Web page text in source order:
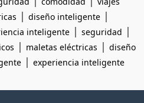
| diseño inteligente |
inteligente | seguridad |
| maletas eléctricas | diseño
| experiencia inteligente